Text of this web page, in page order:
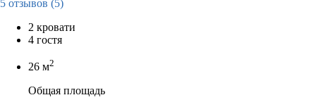
5 отзывов (5)
2 кровати
4 гостя
26 м2
Общая площадь